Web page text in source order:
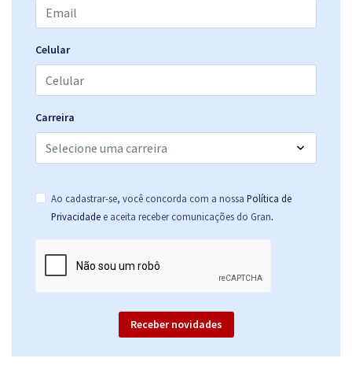
Celular
Carreira
Ao cadastrar-se, você concorda com a nossa Política de
Privacidade e aceita receber comunicações do Gran.
Receber novidades